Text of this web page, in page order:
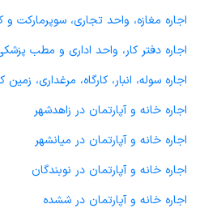
اجاره مغازه، واحد تجاری، سوپرمارکت و
اجاره دفتر کار، واحد اداری و مطب
اجاره سوله، انبار، کارگاه، مرغداری،
اجاره خانه و آپارتمان در زاهدشهر
اجاره خانه و آپارتمان در میانشهر
اجاره خانه و آپارتمان در نوبندگان
اجاره خانه و آپارتمان در ششده